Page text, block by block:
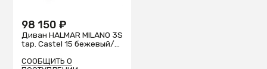
98 150 ₽
Диван HALMAR MILANO 3S
tap. Castel 15 бежевый/
СООБЩИТЬ О